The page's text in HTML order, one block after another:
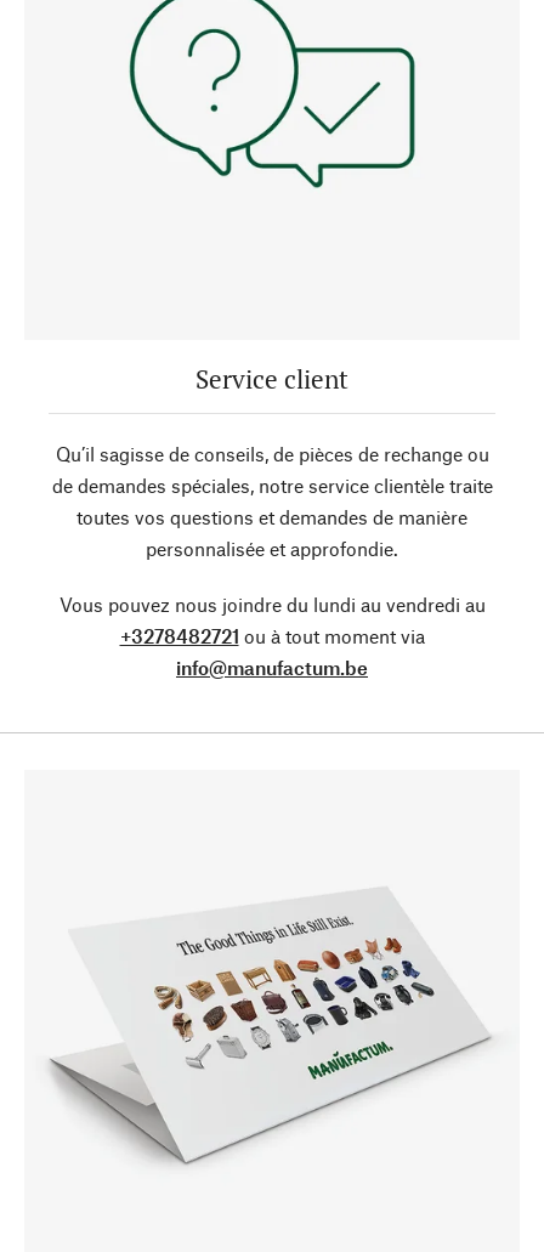
Service client
Qu’il sagisse de conseils, de pièces de rechange ou
de demandes spéciales, notre service clientèle traite
toutes vos questions et demandes de manière
personnalisée et approfondie.
Vous pouvez nous joindre du lundi au vendredi au
+3278482721 ou à tout moment via
info@manufactum.be